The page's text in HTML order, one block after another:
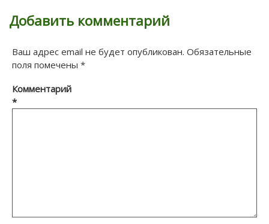
Добавить комментарий
Ваш адрес email не будет опубликован. Обязательные
поля помечены *
Комментарий
*